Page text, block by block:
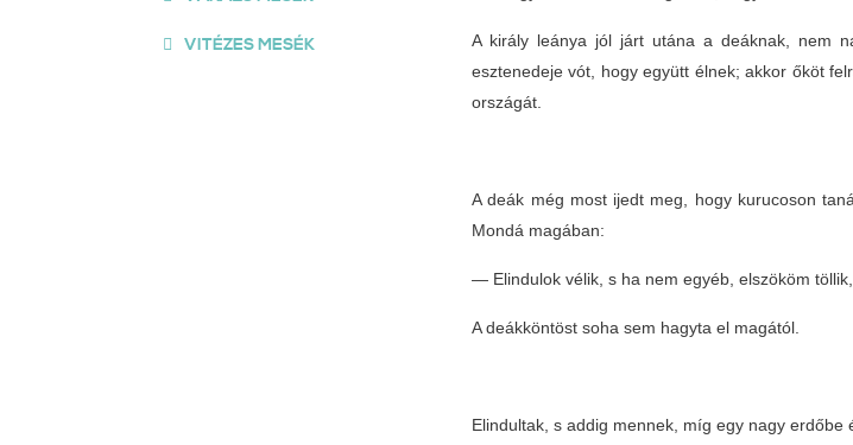
A király leánya jól járt utána a deáknak, nem
esztenedeje vót, hogy együtt élnek; akkor őköt
országát.
A deák még most ijedt meg, hogy kurucoson
Mondá magában:
— Elindulok vélik, s ha nem egyéb, elszököm
A deákköntöst soha sem hagyta el magától.
Elindultak, s addig mennek, míg egy nagy
VITÉZES MESÉK